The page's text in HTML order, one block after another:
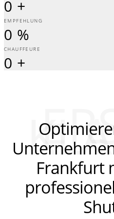
0 +
EMPFEHLUNG
0 %
CHAUFFEURE
0 +
Frankfurt